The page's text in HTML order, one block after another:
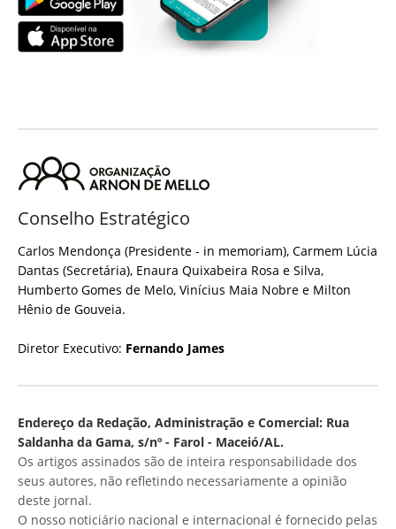
Conselho Estratégico
Carlos Mendonça (Presidente - in memoriam), Carmem Lúcia
Dantas (Secretária), Enaura Quixabeira Rosa e Silva,
Humberto Gomes de Melo, Vinícius Maia Nobre e Milton
Hênio de Gouveia.
Diretor Executivo: Fernando James
Endereço da Redação, Administração e Comercial: Rua
Saldanha da Gama, s/nº - Farol - Maceió/AL.
Os artigos assinados são de inteira responsabilidade dos
seus autores, não refletindo necessariamente a opinião
deste jornal.
O nosso noticiário nacional e internacional é fornecido pelas